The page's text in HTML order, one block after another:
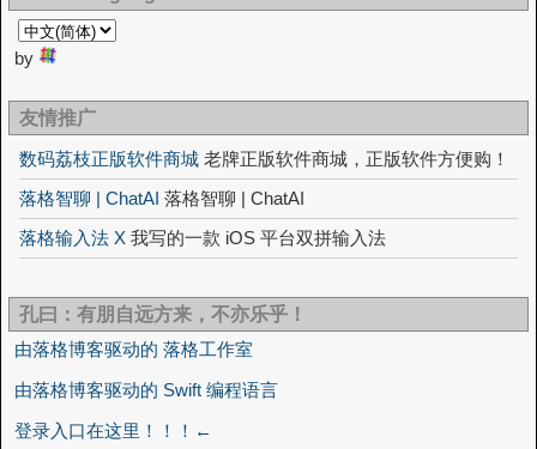
by
友情推广
数码荔枝正版软件商城 老牌正版软件商城，正版软件方便购！
落格智聊 | ChatAI 落格智聊 | ChatAI
落格输入法 X 我写的一款 iOS 平台双拼输入法
孔曰：有朋自远方来，不亦乐乎！
由落格博客驱动的 落格工作室
由落格博客驱动的 Swift 编程语言
登录入口在这里！！！←